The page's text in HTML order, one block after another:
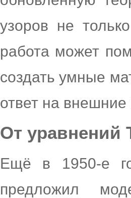
узоров не
работа может
создать умные
ответ на внешние
От уравнений
Ещё в 1950-е
предложил